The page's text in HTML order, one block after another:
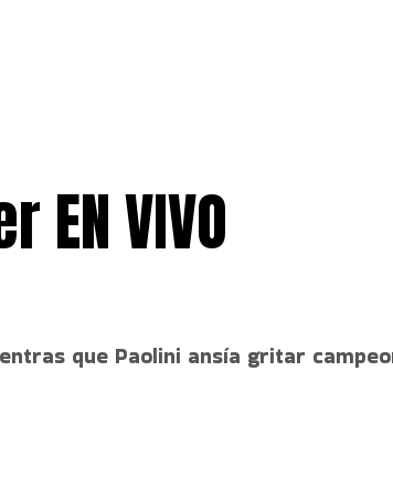
VIVO
que Paolini ansía gritar